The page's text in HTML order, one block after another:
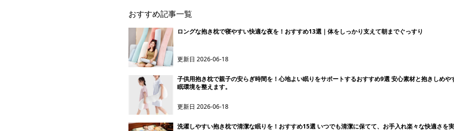
おすすめ記事一覧
ロングな抱き枕で寝やすい快適な夜を！おすすめ13選｜体をしっかり支えて朝までぐっすり
更新日2026-06-18
子供用抱き枕で親子の安らぎ時間を！心地よい眠りをサポートするおすすめ9選 安心素材と抱きしめ
眠環境を整えます。
更新日2026-06-18
洗濯しやすい抱き枕で清潔な眠りを！おすすめ15選 いつでも清潔に保てて、お手入れ楽々な快適さを